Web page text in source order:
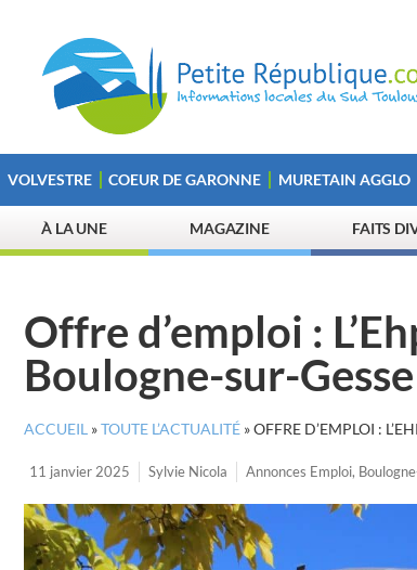
VOLVESTRE COEUR DE GARONNE MURETAIN AGGLO
À LA UNE MAGAZINE FAITS
Offre d’emploi :
Boulogne-sur-Gesse
ACCUEIL »TOUTE L’ACTUALITÉ »OFFRE D’EMPLOI :
11 janvier 2025 Sylvie Nicola Annonces Emploi,